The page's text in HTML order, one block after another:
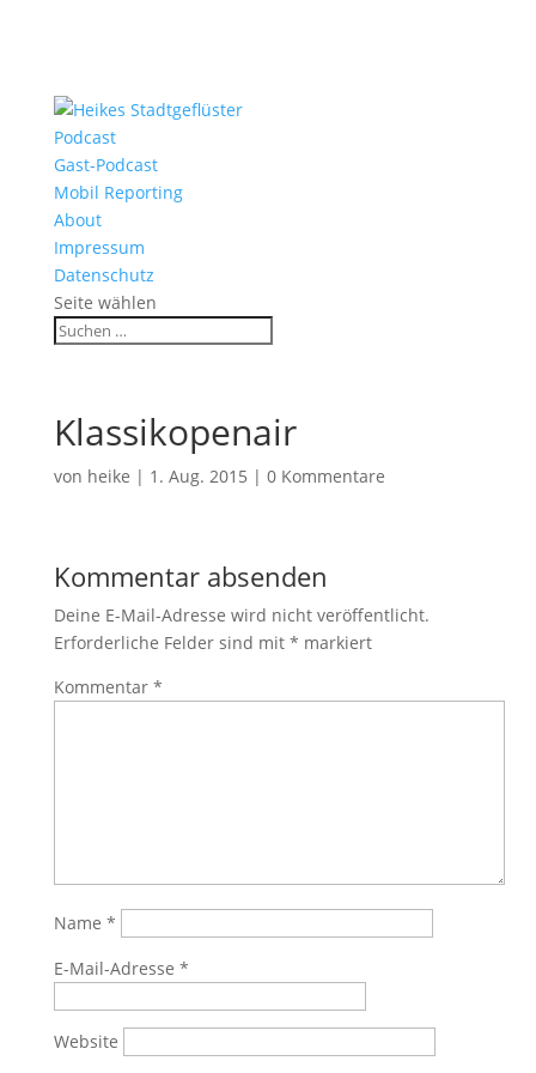
Podcast
Gast-Podcast
Mobil Reporting
About
Impressum
Datenschutz
Seite wählen
Klassikopenair
von heike | 1. Aug. 2015 | 0 Kommentare
Kommentar absenden
Deine E-Mail-Adresse wird nicht veröffentlicht.
Erforderliche Felder sind mit * markiert
Kommentar *
Name *
E-Mail-Adresse *
Website